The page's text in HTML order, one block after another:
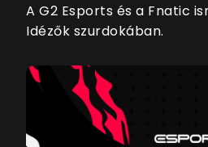
A G2 Esports és a Fnatic
Idézők szurdokában.